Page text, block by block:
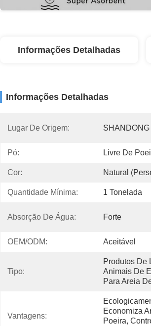
Informações Detalhadas
Informações Detalhadas
Lugar De Origem: SHANDONG
Pó: Livre De
Cor: Natural
Quantidade Mínima: 1 Tonelada
Absorção De Água: Forte
OEM/ODM: Aceitável
Tipo:
Produtos De
Animais De
Para Areia
Vantagens:
Economiza
Poeira,